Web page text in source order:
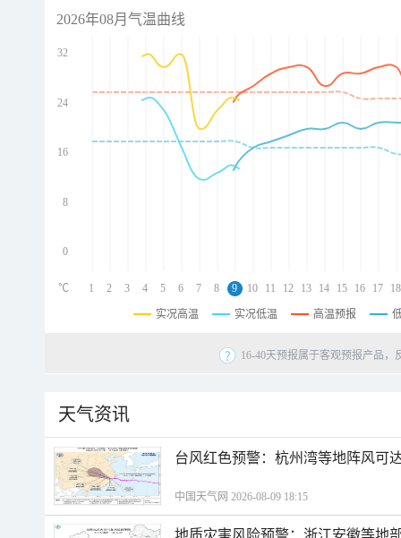
2026年08月气温曲线
32
24
16
8
0
1 2 3 4 5 6 7 8 9 10 11 12 13 14 15 16 17 18
℃
实况高温 实况低温 高温预报
16-40天预报属于客观预报产品
天气资讯
台风红色预警：杭州湾等地阵风可
中国天气网 2026-08-09 18:15
地质灾害风险预警：浙江安徽等地